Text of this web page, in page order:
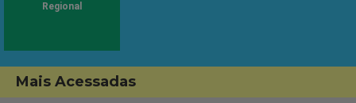
Regional
Mais Acessadas